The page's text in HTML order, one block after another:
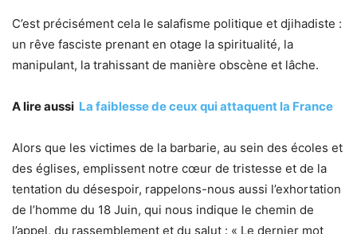
C’est précisément cela le salafisme politique et djihadiste :
un rêve fasciste prenant en otage la spiritualité, la
manipulant, la trahissant de manière obscène et lâche.
A lire aussi La faiblesse de ceux qui attaquent la France
Alors que les victimes de la barbarie, au sein des écoles et
des églises, emplissent notre cœur de tristesse et de la
tentation du désespoir, rappelons-nous aussi l’exhortation
de l’homme du 18 Juin, qui nous indique le chemin de
l’appel, du rassemblement et du salut : « Le dernier mot